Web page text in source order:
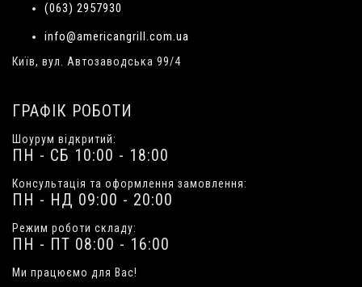
(063) 2957930
info@americangrill.com.ua
Київ, вул. Автозаводська 99/4
ГРАФІК РОБОТИ
Шоурум відкритий:
ПН - СБ 10:00 - 18:00
Консультація та оформлення замовлення:
ПН - НД 09:00 - 20:00
Режим роботи складу:
ПН - ПТ 08:00 - 16:00
Ми працюємо для Вас!